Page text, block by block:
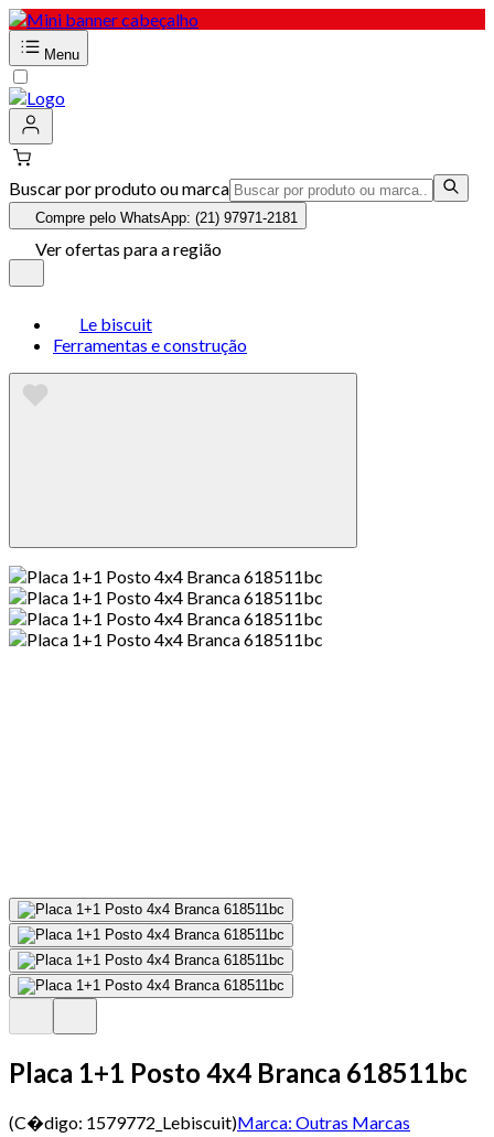
Menu
Buscar por produto ou marca
Compre pelo WhatsApp: (21) 97971-2181
Ver ofertas para a região
Le biscuit
Ferramentas e construção
Placa 1+1 Posto 4x4 Branca 618511bc
(C�digo: 1579772_Lebiscuit)Marca: Outras Marcas